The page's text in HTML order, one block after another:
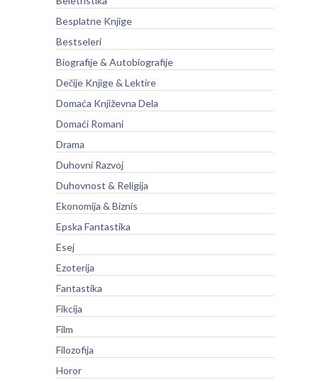
Besplatne Knjige
Bestseleri
Biografije & Autobiografije
Dečije Knjige & Lektire
Domaća Književna Dela
Domaći Romani
Drama
Duhovni Razvoj
Duhovnost & Religija
Ekonomija & Biznis
Epska Fantastika
Esej
Ezoterija
Fantastika
Fikcija
Film
Filozofija
Horor